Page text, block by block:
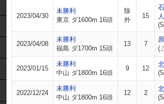
2023/04/30
未勝利
東京 ダ1600m 16頭
除
外
15
人
2023/04/08
未勝利
福島 ダ1700m 15頭
13 7
2023/01/15
未勝利
中山 ダ1800m 16頭
9 12
2022/12/24
未勝利
中山 ダ1800m 16頭
12 2